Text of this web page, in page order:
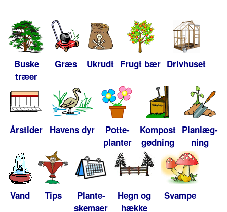
Buske
træer
Græs Ukrudt Frugt bær Drivhuset
Årstider Havens dyr
Potte-
planter
Kompost
gødning
Planlæg-
ning
Vand Tips
Plante-
skemaer
Hegn og
hække
Svampe